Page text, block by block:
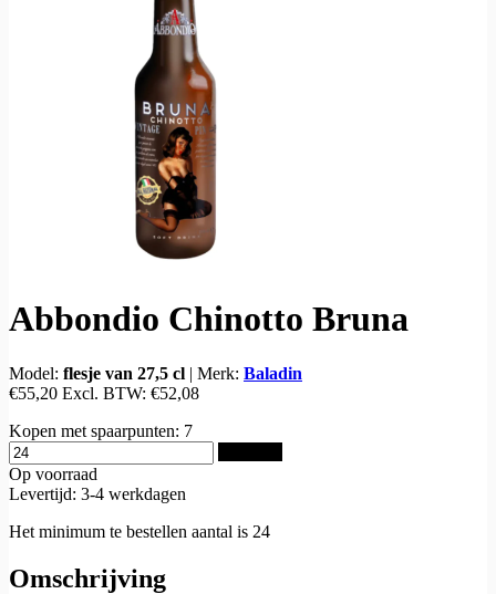
Abbondio Chinotto Bruna
Model: flesje van 27,5 cl | Merk: Baladin
€55,20 Excl. BTW: €52,08
Kopen met spaarpunten: 7
Op voorraad
Levertijd: 3-4 werkdagen
Het minimum te bestellen aantal is 24
Omschrijving